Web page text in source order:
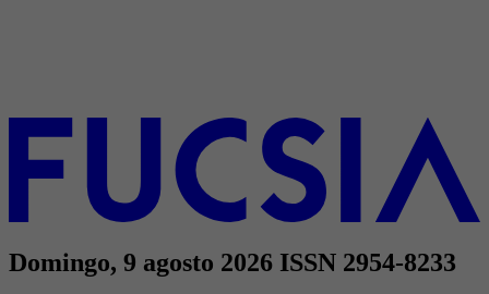
Domingo, 9 agosto 2026 ISSN 2954-8233